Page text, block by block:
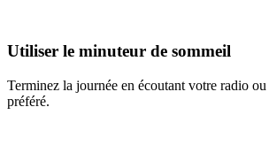
Utiliser le minuteur de sommeil
Terminez la journée en écoutant votre radio
préféré.